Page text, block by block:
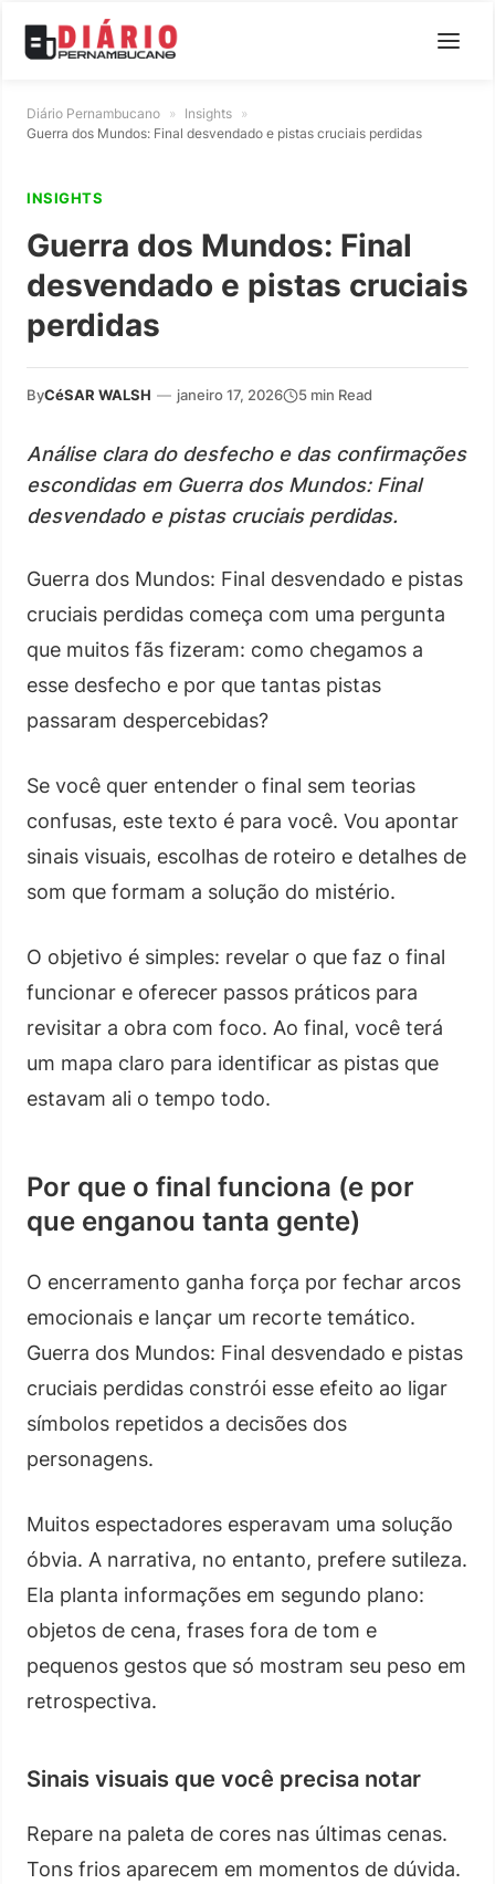
Diário Pernambucano » Insights »
Guerra dos Mundos: Final desvendado e pistas cruciais perdidas
INSIGHTS
Guerra dos Mundos: Final
desvendado e pistas cruciais
perdidas
ByCéSAR WALSH — janeiro 17, 2026 5 min Read
Análise clara do desfecho e das confirmações
escondidas em Guerra dos Mundos: Final
desvendado e pistas cruciais perdidas.
Guerra dos Mundos: Final desvendado e pistas
cruciais perdidas começa com uma pergunta
que muitos fãs fizeram: como chegamos a
esse desfecho e por que tantas pistas
passaram despercebidas?
Se você quer entender o final sem teorias
confusas, este texto é para você. Vou apontar
sinais visuais, escolhas de roteiro e detalhes de
som que formam a solução do mistério.
O objetivo é simples: revelar o que faz o final
funcionar e oferecer passos práticos para
revisitar a obra com foco. Ao final, você terá
um mapa claro para identificar as pistas que
estavam ali o tempo todo.
Por que o final funciona (e por
que enganou tanta gente)
O encerramento ganha força por fechar arcos
emocionais e lançar um recorte temático.
Guerra dos Mundos: Final desvendado e pistas
cruciais perdidas constrói esse efeito ao ligar
símbolos repetidos a decisões dos
personagens.
Muitos espectadores esperavam uma solução
óbvia. A narrativa, no entanto, prefere sutileza.
Ela planta informações em segundo plano:
objetos de cena, frases fora de tom e
pequenos gestos que só mostram seu peso em
retrospectiva.
Sinais visuais que você precisa notar
Repare na paleta de cores nas últimas cenas.
Tons frios aparecem em momentos de dúvida.